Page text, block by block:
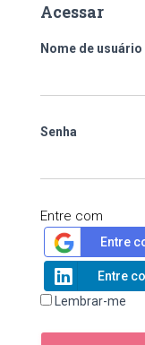
Acessar
Nome de
Senha
Entre com
Entre
Entre
Lembrar-me